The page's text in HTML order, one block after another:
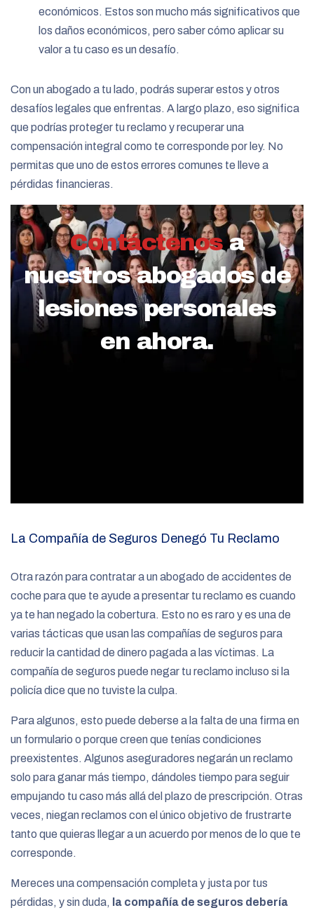
económicos. Estos son mucho más significativos que
los daños económicos, pero saber cómo aplicar su
valor a tu caso es un desafío.
Con un abogado a tu lado, podrás superar estos y otros
desafíos legales que enfrentas. A largo plazo, eso significa
que podrías proteger tu reclamo y recuperar una
compensación integral como te corresponde por ley. No
permitas que uno de estos errores comunes te lleve a
pérdidas financieras.
Contáctenos a
nuestros abogados de
lesiones personales
en ahora.
La Compañía de Seguros Denegó Tu Reclamo
Otra razón para contratar a un abogado de accidentes de
coche para que te ayude a presentar tu reclamo es cuando
ya te han negado la cobertura. Esto no es raro y es una de
varias tácticas que usan las compañías de seguros para
reducir la cantidad de dinero pagada a las víctimas. La
compañía de seguros puede negar tu reclamo incluso si la
policía dice que no tuviste la culpa.
Para algunos, esto puede deberse a la falta de una firma en
un formulario o porque creen que tenías condiciones
preexistentes. Algunos aseguradores negarán un reclamo
solo para ganar más tiempo, dándoles tiempo para seguir
empujando tu caso más allá del plazo de prescripción. Otras
veces, niegan reclamos con el único objetivo de frustrarte
tanto que quieras llegar a un acuerdo por menos de lo que te
corresponde.
Mereces una compensación completa y justa por tus
pérdidas, y sin duda, la compañía de seguros debería